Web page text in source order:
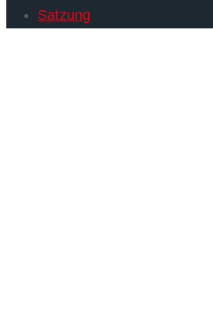
Satzung